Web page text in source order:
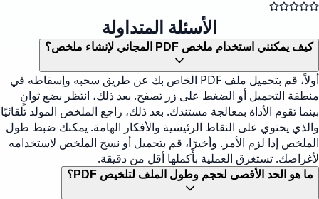
الأسئلة المتداولة
كيف يمكنني استخدام ملخص PDF المجاني لإنشاء ملخص؟
أولاً، قم بتحميل ملف PDF الخاص بك عن طريق سحبه وإسقاطه في
منطقة التحميل أو الضغط على زر تصفح. بعد ذلك، انتظر بضع ثوانٍ
بينما تقوم الأداة بمعالجة مستندك. بعد ذلك، راجع الملخص المولد تلقائيًا
والذي يحتوي على النقاط الرئيسية والأفكار الهامة. يمكنك ضبط طول
الملخص إذا لزم الأمر. وأخيرًا، قم بتحميل أو نسخ الملخص لاستخدامه
لأغراضك. تستغرق العملية بأكملها أقل من دقيقة.
ما هو الحد الأقصى لحجم وطول الملف لتلخيص PDF؟